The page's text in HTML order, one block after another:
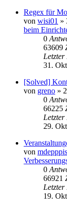
Regex für
von wisi01 »
beim
0
63609
31.
[Solved]
von greno »
0
66225
29.
von
0
66921
19.